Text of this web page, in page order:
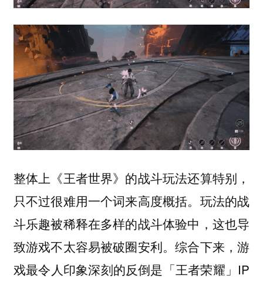
整体上《王者世界》的战斗玩法还算特别，
只不过很难用一个词来高度概括。玩法的战
斗乐趣被稀释在多样的战斗体验中，这也导
致游戏不太容易被破圈安利。综合下来，游
戏最令人印象深刻的反倒是「王者荣耀」IP